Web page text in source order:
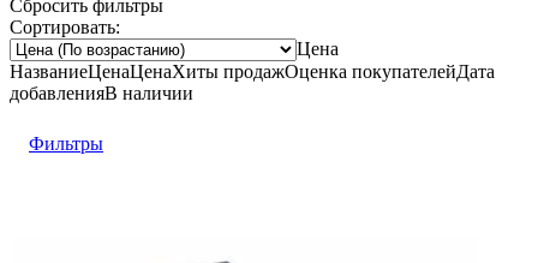
Сбросить фильтры
Сортировать:
Цена
НазваниеЦенаЦенаХиты продажОценка покупателейДата
добавленияВ наличии
Фильтры